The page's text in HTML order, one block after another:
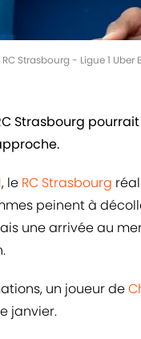
Strasbourg - Ligue 1
Strasbourg
, le RC Strasbourg
peinent à
une arrivée au
un joueur de
janvier.